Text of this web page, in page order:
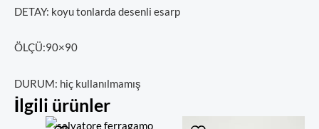
DETAY: koyu tonlarda desenli esarp
ÖLÇÜ:90×90
DURUM: hiç kullanılmamış
İlgili ürünler